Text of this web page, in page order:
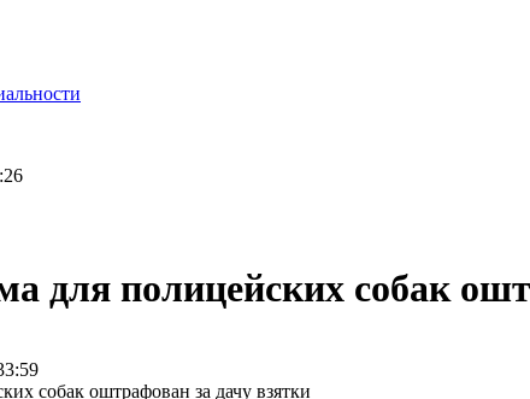
для полицейских собак